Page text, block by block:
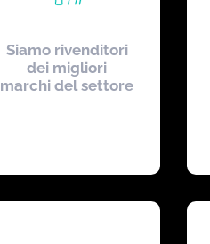
Siamo rivenditori
dei migliori
marchi del settore